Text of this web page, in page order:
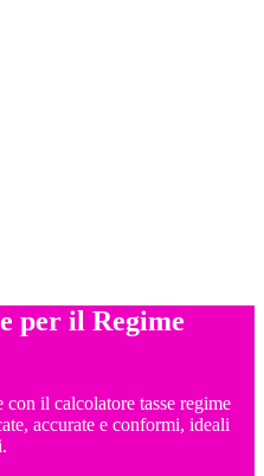
per il Regime
il calcolatore tasse regime
accurate e conformi, ideali